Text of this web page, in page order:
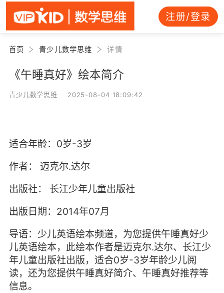
注册/登录
首页 青少儿数学思维 详情
《午睡真好》绘本简介
青少儿数学思维 2025-08-04 18:09:42
适合年龄：0岁-3岁
作者：
迈克尔.达尔
出版社：
长江少年儿童出版社
出版日期：2014年07月
导语：少儿英语绘本频道，为您提供午睡真好少
儿英语绘本，此绘本作者是迈克尔.达尔、长江少
年儿童出版社出版，适合0岁-3岁年龄少儿阅
读，还为您提供午睡真好简介、午睡真好推荐等
信息。